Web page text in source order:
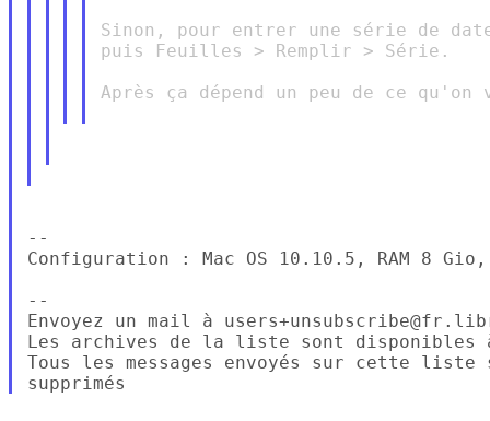
Sinon, pour entrer une série de
puis Feuilles > Remplir > Série.
Après ça dépend un peu de ce
--
Configuration : Mac OS 10.10.5, RAM 8
--
Envoyez un mail à
Les archives de la liste sont
Tous les messages envoyés sur cette